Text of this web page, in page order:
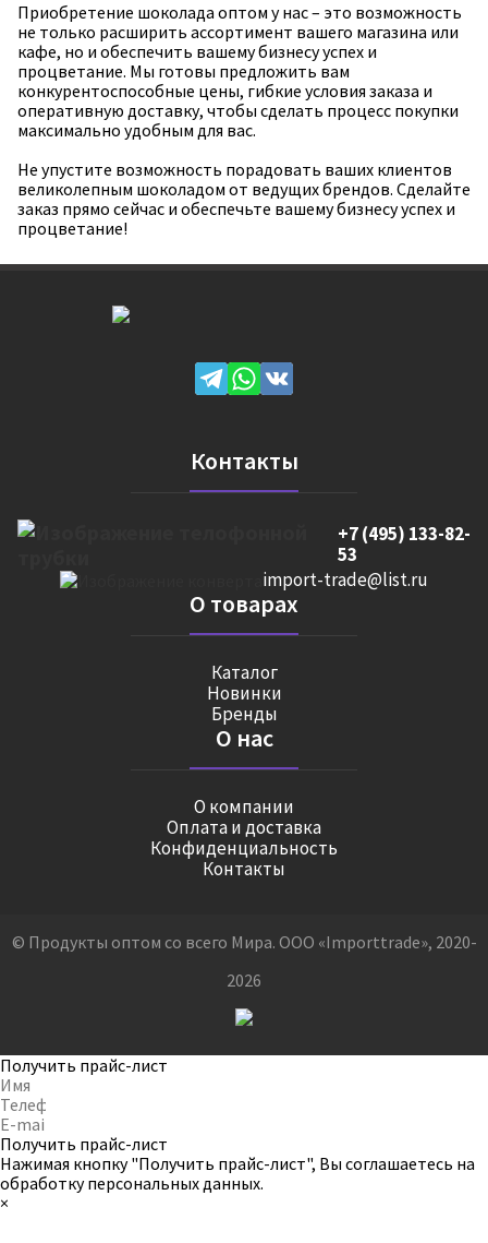
Приобретение шоколада оптом у нас – это возможность
не только расширить ассортимент вашего магазина или
кафе, но и обеспечить вашему бизнесу успех и
процветание. Мы готовы предложить вам
конкурентоспособные цены, гибкие условия заказа и
оперативную доставку, чтобы сделать процесс покупки
максимально удобным для вас.
Не упустите возможность порадовать ваших клиентов
великолепным шоколадом от ведущих брендов. Сделайте
заказ прямо сейчас и обеспечьте вашему бизнесу успех и
процветание!
Контакты
+7 (495) 133-82-
53
import-trade@list.ru
О товарах
Каталог
Новинки
Бренды
О нас
О компании
Оплата и доставка
Конфиденциальность
Контакты
© Продукты оптом со всего Мира. ООО «Importtrade», 2020-
2026
Получить прайс-лист
Получить прайс-лист
Нажимая кнопку "Получить прайс-лист", Вы соглашаетесь на
обработку персональных данных.
×